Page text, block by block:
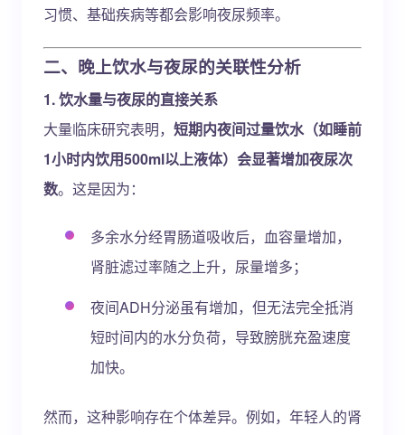
习惯、基础疾病等都会影响夜尿频率。
二、晚上饮水与夜尿的关联性分析
1. 饮水量与夜尿的直接关系
大量临床研究表明， 短期内夜间过量饮水（如睡前
1小时内饮用500ml以上液体）会显著增加夜尿次
数。这是因为：
多余水分经胃肠道吸收后，血容量增加，
肾脏滤过率随之上升，尿量增多；
夜间ADH分泌虽有增加，但无法完全抵消
短时间内的水分负荷，导致膀胱充盈速度
加快。
然而，这种影响存在个体差异。例如，年轻人的肾